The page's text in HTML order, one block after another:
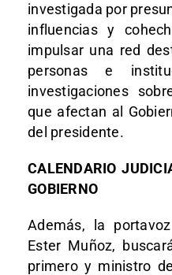
investigada por
influencias y
impulsar una red
personas e
investigaciones
que afectan al
del presidente.
CALENDARIO
GOBIERNO
Además, la
Ester Muñoz,
primero y ministro